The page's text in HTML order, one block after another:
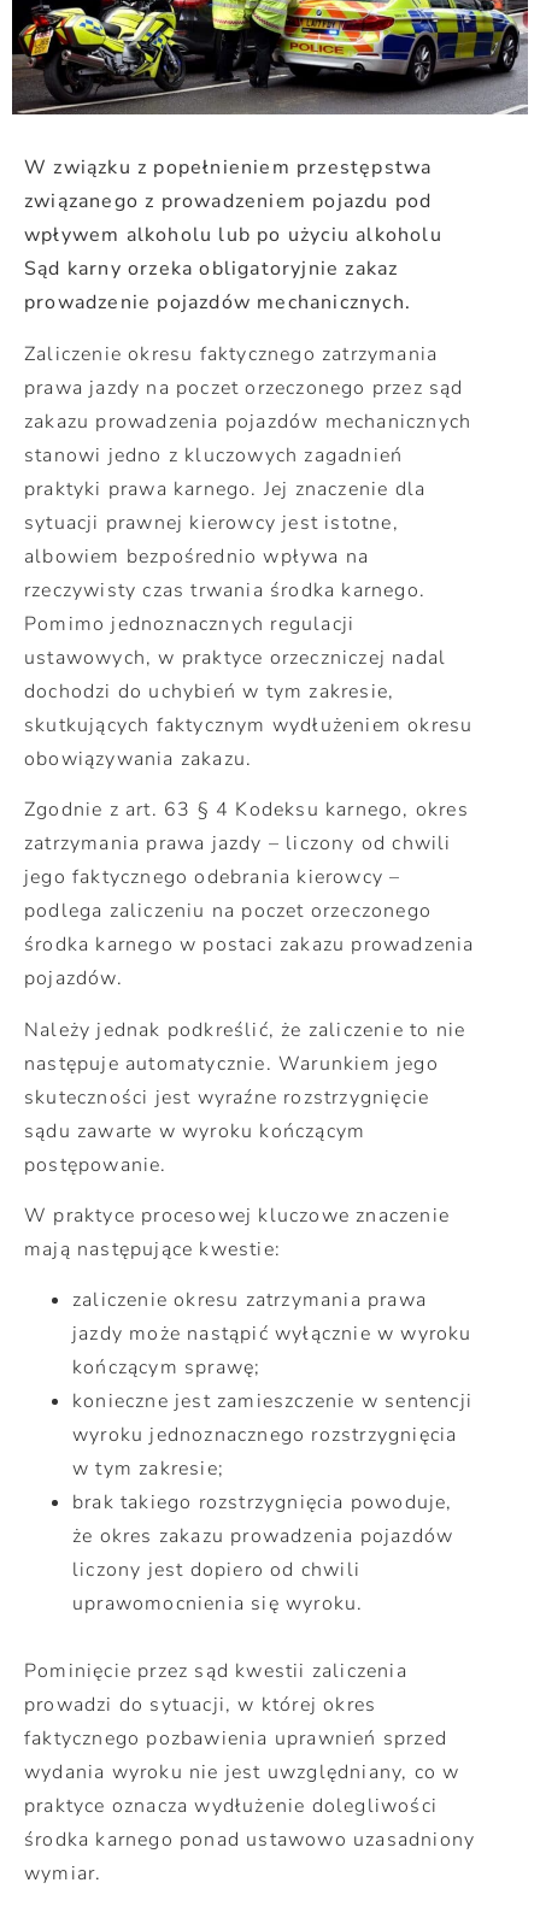
W związku z popełnieniem przestępstwa
związanego z prowadzeniem pojazdu pod
wpływem alkoholu lub po użyciu alkoholu
Sąd karny orzeka obligatoryjnie zakaz
prowadzenie pojazdów mechanicznych.
Zaliczenie okresu faktycznego zatrzymania
prawa jazdy na poczet orzeczonego przez sąd
zakazu prowadzenia pojazdów mechanicznych
stanowi jedno z kluczowych zagadnień
praktyki prawa karnego. Jej znaczenie dla
sytuacji prawnej kierowcy jest istotne,
albowiem bezpośrednio wpływa na
rzeczywisty czas trwania środka karnego.
Pomimo jednoznacznych regulacji
ustawowych, w praktyce orzeczniczej nadal
dochodzi do uchybień w tym zakresie,
skutkujących faktycznym wydłużeniem okresu
obowiązywania zakazu.
Zgodnie z art. 63 § 4 Kodeksu karnego, okres
zatrzymania prawa jazdy – liczony od chwili
jego faktycznego odebrania kierowcy –
podlega zaliczeniu na poczet orzeczonego
środka karnego w postaci zakazu prowadzenia
pojazdów.
Należy jednak podkreślić, że zaliczenie to nie
następuje automatycznie. Warunkiem jego
skuteczności jest wyraźne rozstrzygnięcie
sądu zawarte w wyroku kończącym
postępowanie.
W praktyce procesowej kluczowe znaczenie
mają następujące kwestie:
zaliczenie okresu zatrzymania prawa
jazdy może nastąpić wyłącznie w wyroku
kończącym sprawę;
konieczne jest zamieszczenie w sentencji
wyroku jednoznacznego rozstrzygnięcia
w tym zakresie;
brak takiego rozstrzygnięcia powoduje,
że okres zakazu prowadzenia pojazdów
liczony jest dopiero od chwili
uprawomocnienia się wyroku.
Pominięcie przez sąd kwestii zaliczenia
prowadzi do sytuacji, w której okres
faktycznego pozbawienia uprawnień sprzed
wydania wyroku nie jest uwzględniany, co w
praktyce oznacza wydłużenie dolegliwości
środka karnego ponad ustawowo uzasadniony
wymiar.